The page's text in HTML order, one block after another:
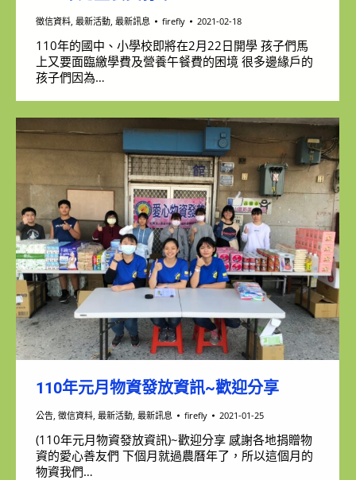
徵信資料, 最新活動, 最新訊息 firefly 2021-02-18
110年的國中、小學校即將在2月22日開學 孩子們馬
上又要面臨繳學費及營養午餐費的困境 很多邊緣戶的
孩子們因為…
110年元月物資發放資訊~歡迎分享
公告, 徵信資料, 最新活動, 最新訊息 firefly 2021-01-25
(110年元月物資發放資訊)~歡迎分享 感謝各地捐贈物
資的愛心善友們 下個月就過農曆年了，所以這個月的
物資我們…